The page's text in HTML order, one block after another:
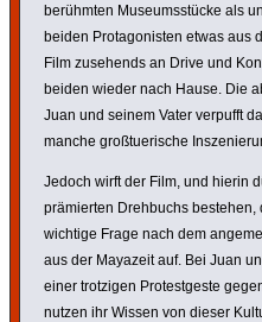
berühmten Muse­ums­stücke als
beiden Prot­ago­nisten etwas aus
Film zusehends an Drive und
beiden wieder nach Hause. Die
Juan und seinem Vater verpufft
manche groß­tue­ri­sche
Jedoch wirft der Film, und hierin
prämierten Drehbuchs
wichtige Frage nach dem
aus der Mayazeit auf. Bei Juan
einer trotzigen Protest­geste
nutzen ihr Wissen von dieser